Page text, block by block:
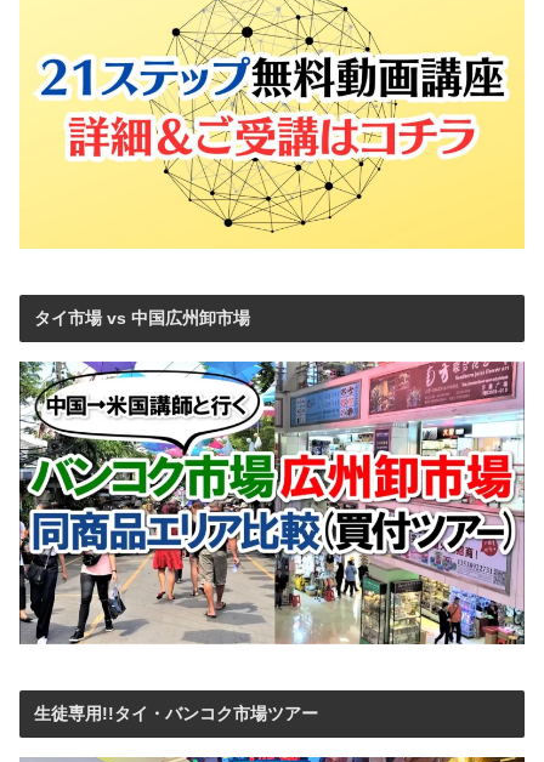
タイ市場 vs 中国広州卸市場
生徒専用!!タイ・バンコク市場ツアー